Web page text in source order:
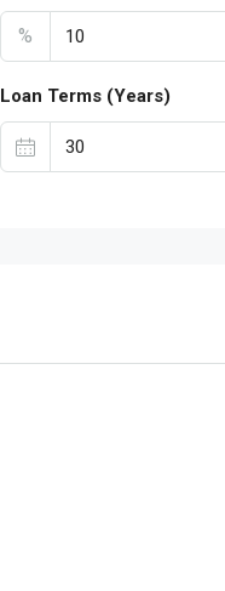
%
Loan Terms (Years)